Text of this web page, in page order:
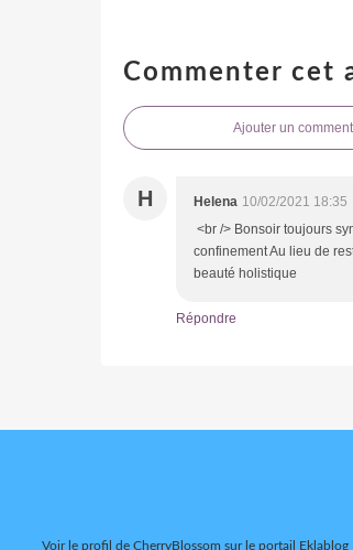
Commenter cet
Ajouter un
H Helena 10/02/2021 18:35
<br /> Bonsoir toujours
confinement Au lieu de
beauté holistique
Répondre
Voir le profil de CherryBlossom sur le portail Eklablog